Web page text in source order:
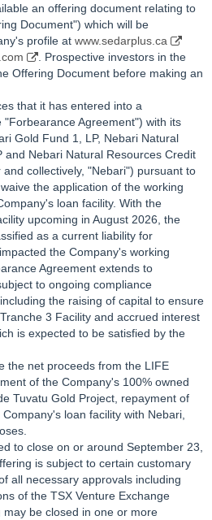
an offering document relating to
Document") which will be
profile at www.sedarplus.ca
. Prospective investors in the
Offering Document before making an
that it has entered into a
Agreement") with its
Gold Fund 1, LP, Nebari Natural
and Nebari Natural Resources Credit
collectively, "Nebari") pursuant to
the application of the working
loan facility. With the
upcoming in August 2026, the
as a current liability for
the Company's working
Agreement extends to
to ongoing compliance
the raising of capital to ensure
3 Facility and accrued interest
is expected to be satisfied by the
the net proceeds from the LIFE
of the Company's 100% owned
Tuvatu Gold Project, repayment of
loan facility with Nebari,
to close on or around September 23,
is subject to certain customary
all necessary approvals including
of the TSX Venture Exchange
be closed in one or more